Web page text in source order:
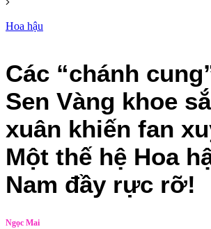
Hoa hậu
Các “chánh
Sen Vàng khoe
xuân khiến fan
Một thế hệ Hoa
Nam đầy rực rỡ!
Ngọc Mai